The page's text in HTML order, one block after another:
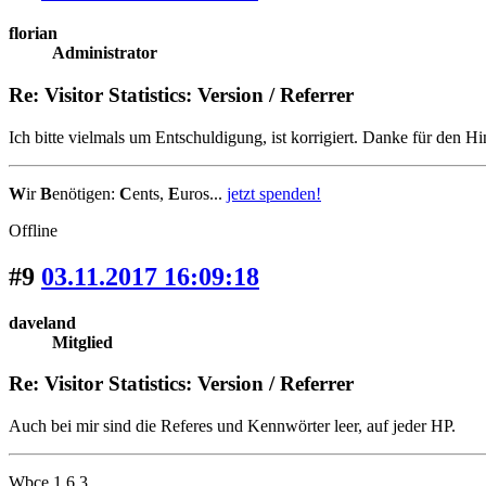
florian
Administrator
Re: Visitor Statistics: Version / Referrer
Ich bitte vielmals um Entschuldigung, ist korrigiert. Danke für den
WirBenötigen: Cents, Euros... jetzt spenden!
Offline
#9 03.11.2017 16:09:18
daveland
Mitglied
Re: Visitor Statistics: Version / Referrer
Auch bei mir sind die Referes und Kennwörter leer, auf jeder HP.